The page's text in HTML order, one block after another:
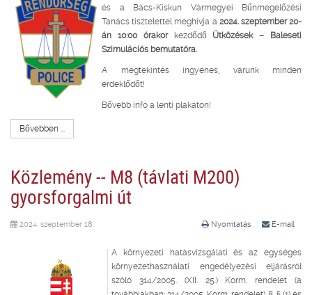
és a Bács-Kiskun Vármegyei Bűnmegelőzési
Tanács tisztelettel meghívja a 2024. szeptember 20-
án 10:00 órakorkezdődő Ütközések – Baleseti
Szimulációs bemutatóra.
A megtekintés ingyenes, várunk minden
érdeklődőt!
Bővebb infó a lenti plakáton!
Bővebben ...
Közlemény -- M8 (távlati M200)
gyorsforgalmi út
Nyomtatás E-mail
2024. szeptember 18.
A környezeti hatásvizsgálati és az egységes
környezethasználati engedélyezési eljárásról
szóló 314/2005. (XII. 25.) Korm. rendelet (a